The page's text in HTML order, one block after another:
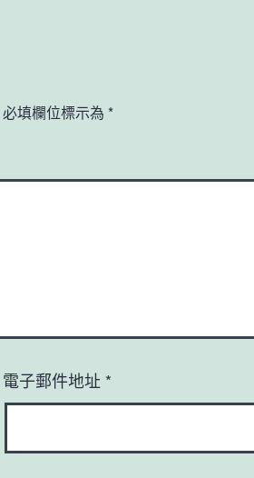
必填欄位標示為 *
電子郵件地址 *